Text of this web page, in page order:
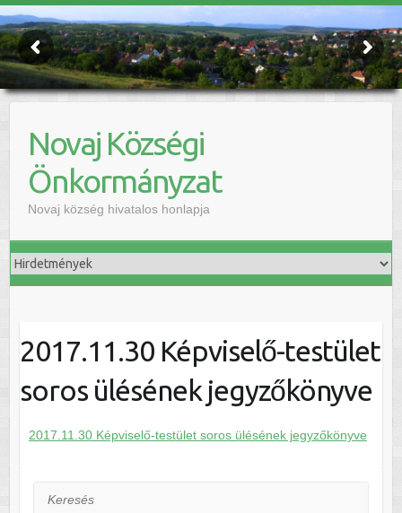
Novaj Községi
Önkormányzat
Novaj község hivatalos honlapja
2017.11.30 Képviselő-testület
soros ülésének jegyzőkönyve
2017.11.30 Képviselő-testület soros ülésének jegyzőkönyve
Keresés